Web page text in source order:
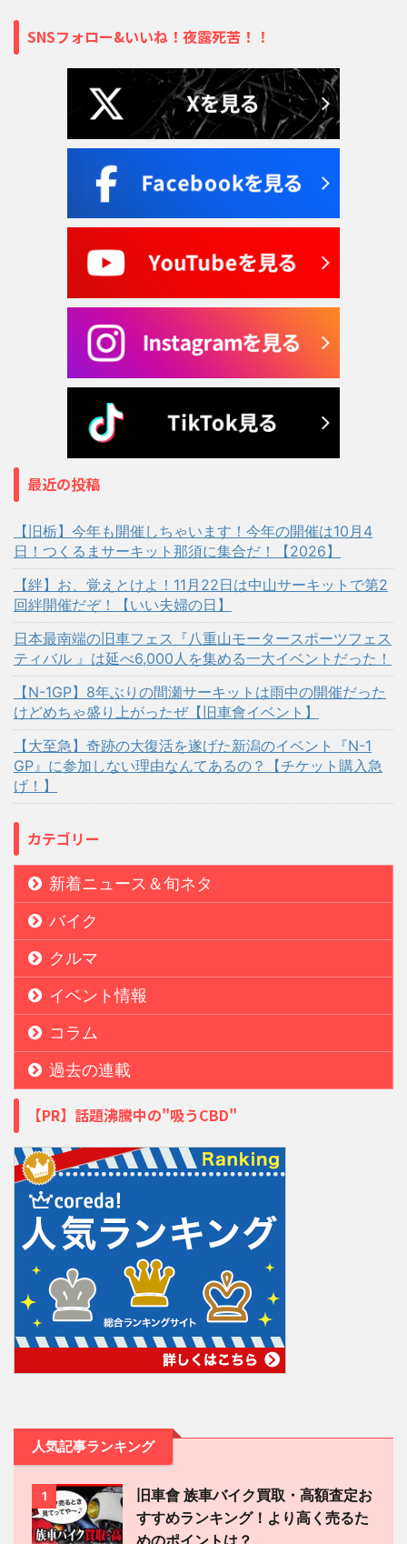
SNSフォロー&いいね！夜露死苦！！
最近の投稿
【旧栃】今年も開催しちゃいます！今年の開催は10月4
日！つくるまサーキット那須に集合だ！【2026】
【絆】お、覚えとけよ！11月22日は中山サーキットで第2
回絆開催だぞ！【いい夫婦の日】
日本最南端の旧車フェス『八重山モータースポーツフェス
ティバル 』は延べ6,000人を集める一大イベントだった！
【N-1GP】8年ぶりの間瀬サーキットは雨中の開催だった
けどめちゃ盛り上がったぜ【旧車會イベント】
【大至急】奇跡の大復活を遂げた新潟のイベント『N-1
GP』に参加しない理由なんてあるの？【チケット購入急
げ！】
カテゴリー
新着ニュース＆旬ネタ
バイク
クルマ
イベント情報
コラム
過去の連載
【PR】話題沸騰中の"吸うCBD"
人気記事ランキング
1
旧車會 族車バイク買取・高額査定お
すすめランキング！より高く売るた
めのポイントは？